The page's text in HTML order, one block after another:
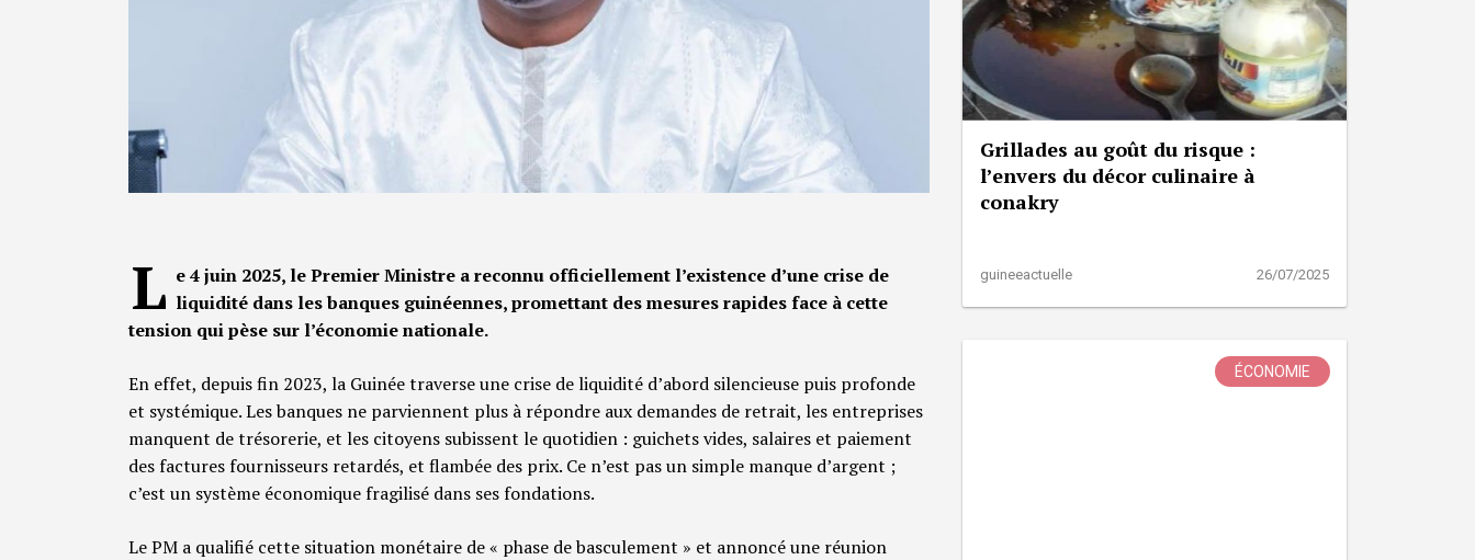
L e 4 juin 2025, le Premier Ministre a reconnu officiellement l’existence d’une crise de
liquidité dans les banques guinéennes, promettant des mesures rapides face à cette
tension qui pèse sur l’économie nationale.
En effet, depuis fin 2023, la Guinée traverse une crise de liquidité d’abord silencieuse puis profonde
et systémique. Les banques ne parviennent plus à répondre aux demandes de retrait, les entreprises
manquent de trésorerie, et les citoyens subissent le quotidien : guichets vides, salaires et paiement
des factures fournisseurs retardés, et flambée des prix. Ce n’est pas un simple manque d’argent ;
c’est un système économique fragilisé dans ses fondations.
Le PM a qualifié cette situation monétaire de « phase de basculement » et annoncé une réunion
Grillades au goût du risque :
l’envers du décor culinaire à
conakry
guineeactuelle 26/07/2025
ÉCONOMIE